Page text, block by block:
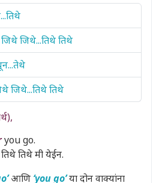
जिथे जिथे...तिथे तिथे
जिथे...तिथे तिथे
you go.
तिथे मी येईन.
आणि ‘you go’या दोन वाक्यांना